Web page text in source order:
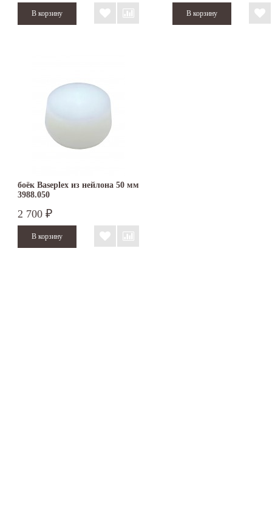
боёк Baseplex из нейлона 50 мм
3988.050
2 700 ₽